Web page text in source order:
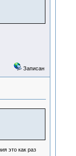
Записан
это как раз